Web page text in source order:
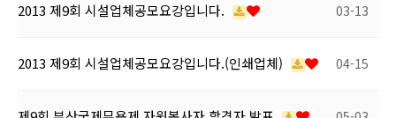
2013 제9회 시설업체공모요강입니다. 03-13
2013 제9회 시설업체공모요강입니다.(인쇄업체) 04-15